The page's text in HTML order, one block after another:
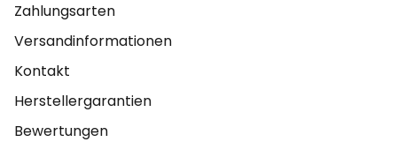
Zahlungsarten
Versandinformationen
Kontakt
Herstellergarantien
Bewertungen